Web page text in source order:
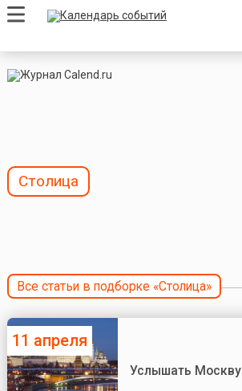
Столица
Все статьи в подборке «Столица»
11 апреля
Услышать Москву